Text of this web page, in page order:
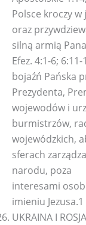
Polsce kroczy
oraz
silną armią
Efez. 4:1-6;
bojaźń Pańska
Prezydenta,
wojewodów i
burmistrzów,
wojewódzkich,
sferach
narodu, poza
interesami
imieniu
UKRAINA I